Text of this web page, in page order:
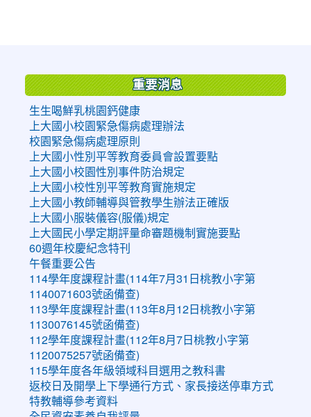
重要消息
生生喝鮮乳桃園鈣健康
上大國小校園緊急傷病處理辦法
校園緊急傷病處理原則
上大國小性別平等教育委員會設置要點
上大國小校園性別事件防治規定
上大國小校性別平等教育實施規定
上大國小教師輔導與管教學生辦法正確版
上大國小服裝儀容(服儀)規定
上大國民小學定期評量命審題機制實施要點
60週年校慶紀念特刊
午餐重要公告
114學年度課程計畫(114年7月31日桃教小字第
1140071603號函備查)
113學年度課程計畫(113年8月12日桃教小字第
1130076145號函備查)
112學年度課程計畫(112年8月7日桃教小字第
1120075257號函備查)
115學年度各年級領域科目選用之教科書
返校日及開學上下學通行方式、家長接送停車方式
特教輔導參考資料